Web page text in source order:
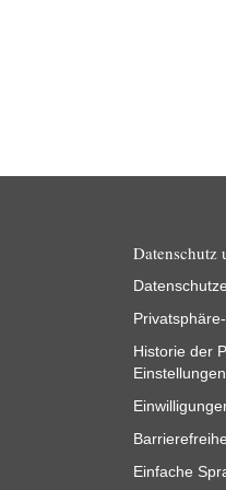
Datenschutz
Historie der
Einstellungen
Einfache